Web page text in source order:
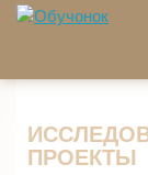
Перейти к
ПРОЕКТЫ